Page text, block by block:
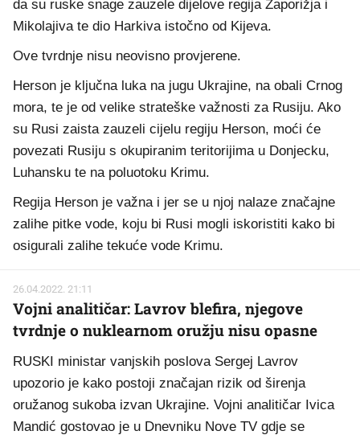
da su ruske snage zauzele dijelove regija Zaporižja i
Mikolajiva te dio Harkiva istočno od Kijeva.
Ove tvrdnje nisu neovisno provjerene.
Herson je ključna luka na jugu Ukrajine, na obali Crnog
mora, te je od velike strateške važnosti za Rusiju. Ako
su Rusi zaista zauzeli cijelu regiju Herson, moći će
povezati Rusiju s okupiranim teritorijima u Donjecku,
Luhansku te na poluotoku Krimu.
Regija Herson je važna i jer se u njoj nalaze značajne
zalihe pitke vode, koju bi Rusi mogli iskoristiti kako bi
osigurali zalihe tekuće vode Krimu.
26.04.2022. 21:11
Vojni analitičar: Lavrov blefira, njegove
tvrdnje o nuklearnom oružju nisu opasne
RUSKI ministar vanjskih poslova Sergej Lavrov
upozorio je kako postoji značajan rizik od širenja
oružanog sukoba izvan Ukrajine. Vojni analitičar Ivica
Mandić gostovao je u Dnevniku Nove TV gdje se